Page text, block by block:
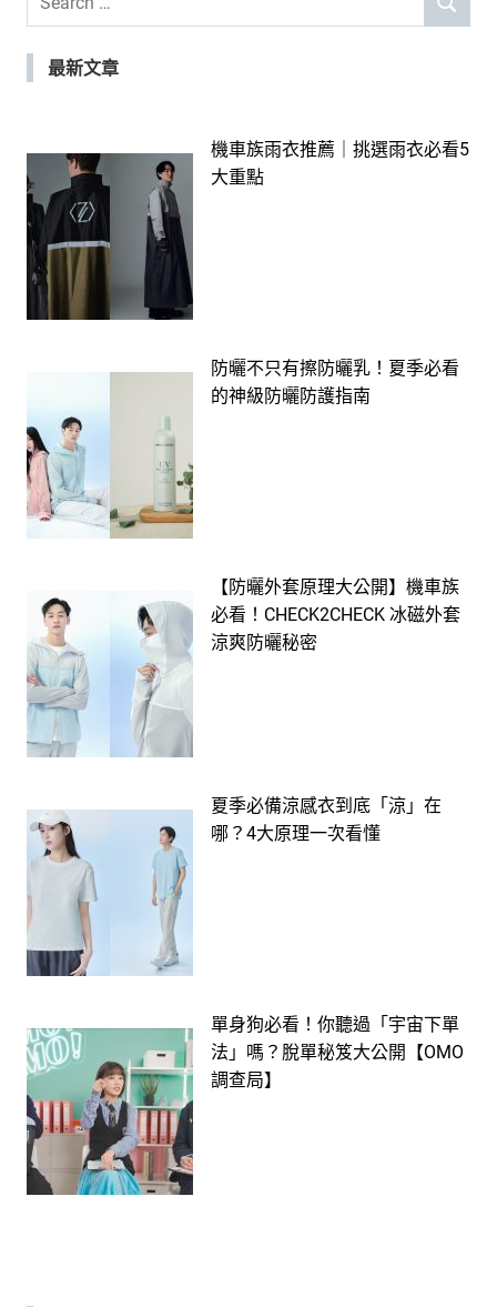
SEARCH
最新文章
機車族雨衣推薦｜挑選雨衣必看5
大重點
防曬不只有擦防曬乳！夏季必看
的神級防曬防護指南
【防曬外套原理大公開】機車族
必看！CHECK2CHECK 冰磁外套
涼爽防曬秘密
夏季必備涼感衣到底「涼」在
哪？4大原理一次看懂
單身狗必看！你聽過「宇宙下單
法」嗎？脫單秘笈大公開【OMO
調查局】